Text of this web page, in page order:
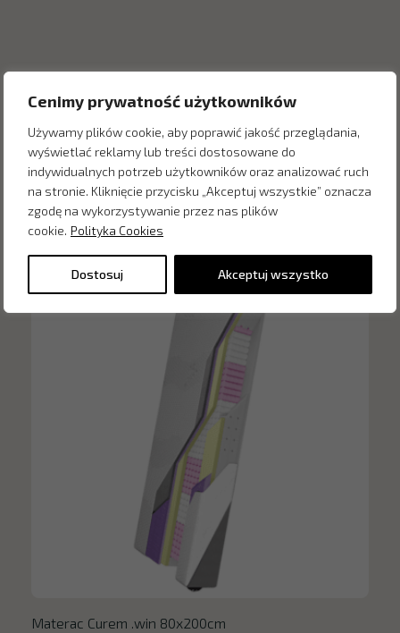
Cenimy prywatność użytkowników
Używamy plików cookie, aby poprawić jakość przeglądania,
wyświetlać reklamy lub treści dostosowane do
indywidualnych potrzeb użytkowników oraz analizować ruch
na stronie. Kliknięcie przycisku „Akceptuj wszystkie” oznacza
zgodę na wykorzystywanie przez nas plików
cookie. Polityka Cookies
Dostosuj Akceptuj wszystko
Inne produkty z kategorii
Materac Curem .win 80x200cm